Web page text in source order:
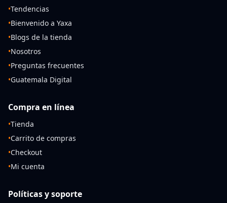
•Tendencias
•Bienvenido a Yaxa
•Blogs de la tienda
•Nosotros
•Preguntas frecuentes
•Guatemala Digital
Compra en línea
•Tienda
•Carrito de compras
•Checkout
•Mi cuenta
Políticas y soporte